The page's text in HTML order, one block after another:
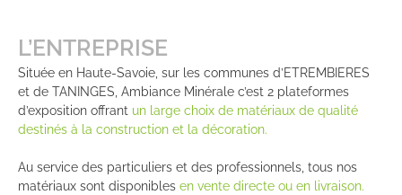
L’ENTREPRISE
Située en Haute-Savoie, sur les communes d’ETREMBIERES
et de TANINGES, Ambiance Minérale c’est 2 plateformes
d’exposition offrant un large choix de matériaux de qualité
destinés à la construction et la décoration.
Au service des particuliers et des professionnels, tous nos
matériaux sont disponibles en vente directe ou en livraison.